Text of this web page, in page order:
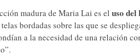
madura de Maria Lai es el uso
telas bordadas sobre las que se
a la necesidad de una relación